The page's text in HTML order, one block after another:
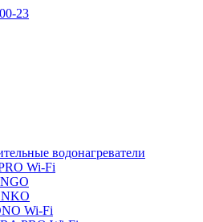
23
водонагреватели
Wi-Fi
Wi-Fi